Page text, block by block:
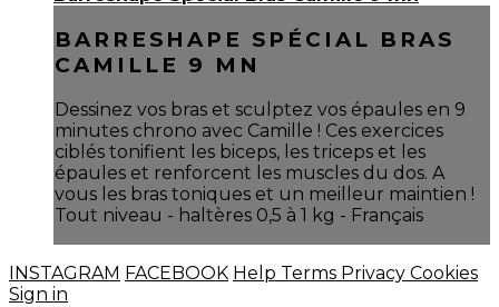
BARRESHAPE SPÉCIAL BRAS
CAMILLE 9 MN
Dessinez vos bras et sculptez vos épaules en 9
minutes chrono avec Camille ! Ces exercices
ciblés tonifient les biceps, les triceps et les
épaules et renforcent les muscles du dos. A
vous les bras toniques et un meilleur maintien !
Tout niveau - haltères 0,5 à 1 kg - Français
INSTAGRAM FACEBOOK Help Terms Privacy Cookies
Sign in